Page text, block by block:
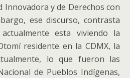
Innovadora y de Derechos con
ese discurso, contrasta
esta viviendo la
residente en la CDMX, la
lo que fueron las
de Pueblos Indígenas,